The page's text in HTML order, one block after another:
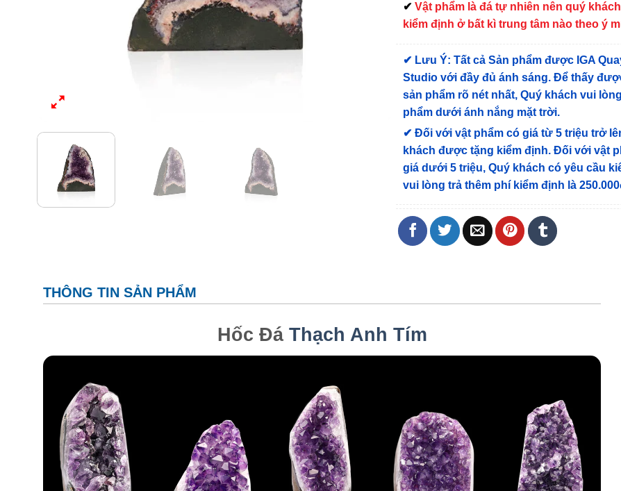
✔Vật phẩm là đá tự nhiên nên quý
kiểm định ở bất kì trung tâm nào theo ý
✔ Lưu Ý: Tất cả Sản phẩm được IGA
Studio với đầy đủ ánh sáng. Để thấy
sản phẩm rõ nét nhất, Quý khách vui
phẩm dưới ánh nắng mặt trời.
✔Đối với vật phẩm có giá từ 5 triệu trở
khách được tặng kiểm định. Đối với vật
giá dưới 5 triệu, Quý khách có yêu cầu
vui lòng trả thêm phí kiểm định là
THÔNG TIN SẢN PHẨM
Hốc Đá Thạch Anh Tím